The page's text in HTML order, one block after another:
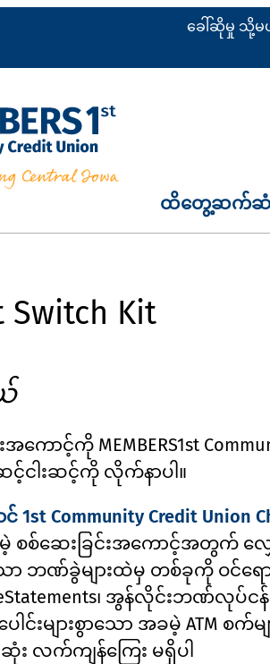
ခေါ်ဆိုမှု သို့မ
ထိတွေ့ဆက်ဆံ
Kit
ကောင့်ကို MEMBERS1st
ငါးဆင့်ကို လိုက်နာပါ။
Community Credit Union
စ်ဆေးခြင်းအကောင့်အတွက် လ
ဘဏ်ခွဲများထဲမှ တစ်ခုကို ဝင်ရေ
၊ အွန်လိုင်းဘဏ်လုပ်င
ါင်းများစွာသော အခမဲ့ ATM စက်
း လက်ကျန်ကြေး မရှိပါ